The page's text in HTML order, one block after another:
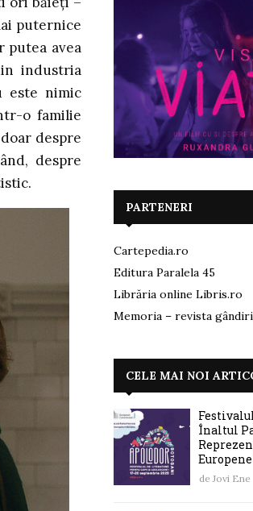
puternice
putea avea
industria
este nimic
o familie
despre
despre
PARTENERI
Cartepedia.ro
Editura Paralela 45
Librăria online Libris.ro
Memoria – revista
CELE MAI NOI
Festivalul
Înaltul
de Jovi Ene